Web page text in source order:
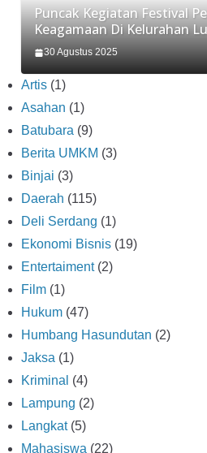
Puncak Kegiatan Festival
Keagamaan Di Kelurahan
30 Agustus 2025
Artis (1)
Asahan (1)
Batubara (9)
Berita UMKM (3)
Binjai (3)
Daerah (115)
Deli Serdang (1)
Ekonomi Bisnis (19)
Entertaiment(2)
Film (1)
Hukum (47)
Humbang Hasundutan (2)
Jaksa (1)
Kriminal (4)
Lampung (2)
Langkat(5)
Mahasiswa (22)